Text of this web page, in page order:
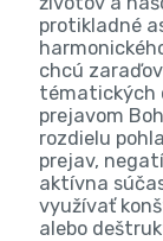
protikladné
chcú
tématických
prejavom
rozdielu
prejav,
aktívna
využívať
alebo